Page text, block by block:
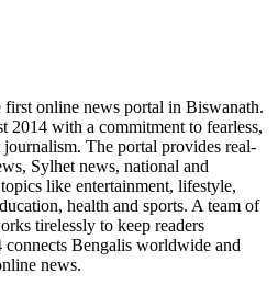
online news portal in Biswanath.
2014 with a commitment to fearless,
The portal provides real-
Sylhet news, national and
like entertainment, lifestyle,
health and sports. A team of
tirelessly to keep readers
Bengalis worldwide and
news.